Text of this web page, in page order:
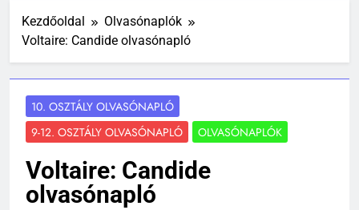
Kezdőoldal
Olvasónaplók
Voltaire: Candide olvasónapló
10. OSZTÁLY OLVASÓNAPLÓ
9-12. OSZTÁLY OLVASÓNAPLÓ
OLVASÓNAPLÓK
Voltaire: Candide
olvasónapló